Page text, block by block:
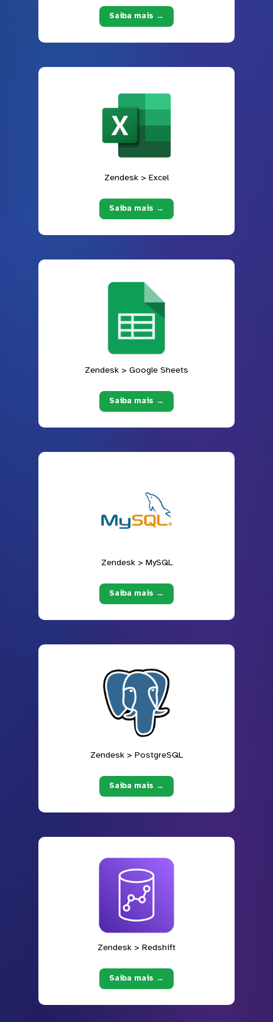
Saiba mais →
Zendesk > Excel
Saiba mais →
Zendesk > Google Sheets
Saiba mais →
Zendesk > MySQL
Saiba mais →
Zendesk > PostgreSQL
Saiba mais →
Zendesk > Redshift
Saiba mais →